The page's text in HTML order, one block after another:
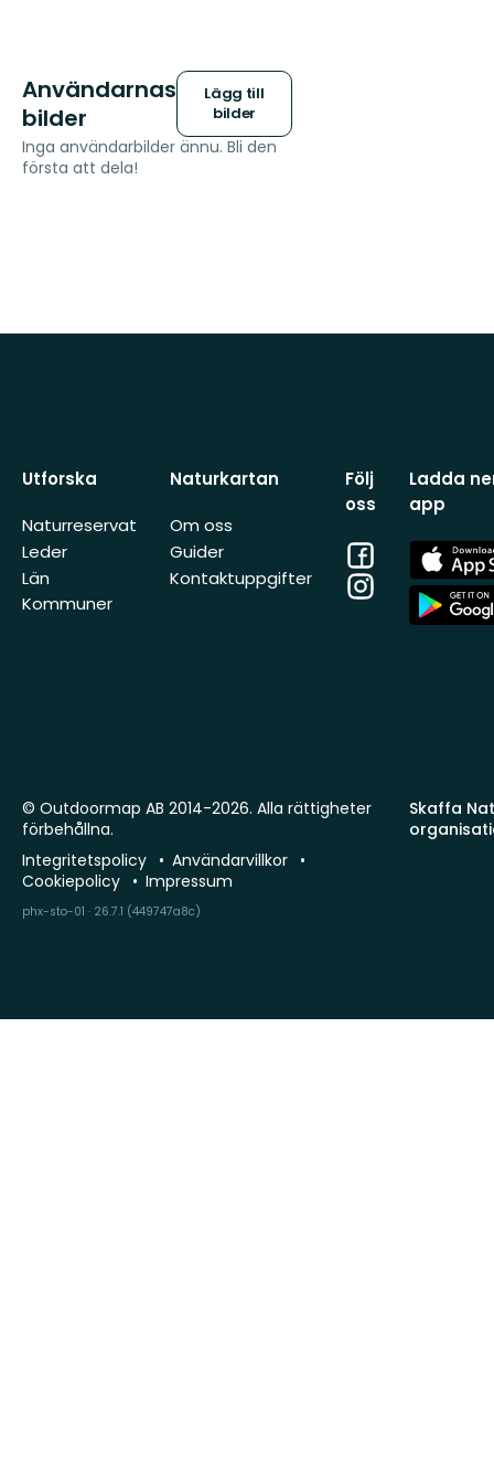
Användarnas
bilder
Lägg till
bilder
Inga användarbilder ännu. Bli den
första att dela!
Utforska
Naturreservat
Leder
Län
Kommuner
Naturkartan
Om oss
Guider
Kontaktuppgifter
Följ
oss
Facebook
Instagram
Ladda
app
App
Store
App
Store
Skaffa
© Outdoormap AB 2014-2026. Alla rättigheter
förbehållna.
Integritetspolicy
Användarvillkor
Cookiepolicy
Impressum
phx-sto-01 · 26.7.1 (449747a8c)